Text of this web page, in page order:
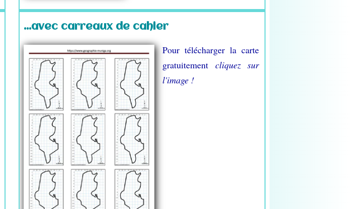
...avec carreaux de cahier
Pour télécharger la carte
gratuitement cliquez sur
l'image !